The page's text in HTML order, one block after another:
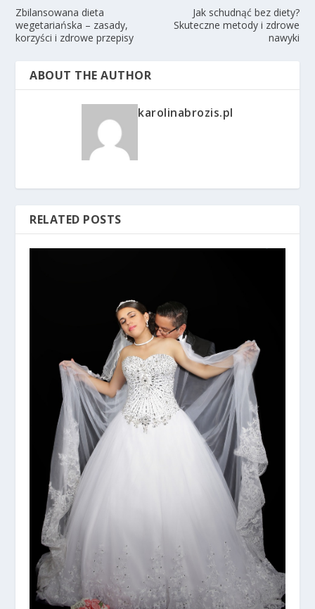
Zbilansowana dieta
wegetariańska – zasady,
korzyści i zdrowe przepisy
Jak schudnąć bez diety?
Skuteczne metody i zdrowe
nawyki
ABOUT THE AUTHOR
karolinabrozis.pl
RELATED POSTS